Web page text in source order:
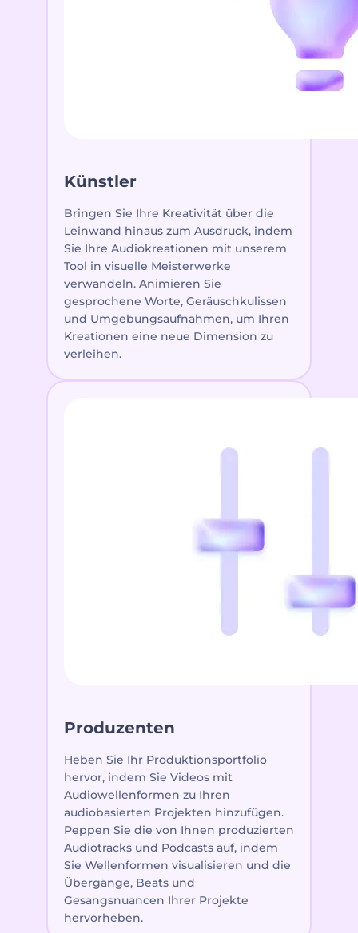
Künstler
Bringen Sie Ihre Kreativität über die
Leinwand hinaus zum Ausdruck, indem
Sie Ihre Audiokreationen mit unserem
Tool in visuelle Meisterwerke
verwandeln. Animieren Sie
gesprochene Worte, Geräuschkulissen
und Umgebungsaufnahmen, um Ihren
Kreationen eine neue Dimension zu
verleihen.
Produzenten
Heben Sie Ihr Produktionsportfolio
hervor, indem Sie Videos mit
Audiowellenformen zu Ihren
audiobasierten Projekten hinzufügen.
Peppen Sie die von Ihnen produzierten
Audiotracks und Podcasts auf, indem
Sie Wellenformen visualisieren und die
Übergänge, Beats und
Gesangsnuancen Ihrer Projekte
hervorheben.